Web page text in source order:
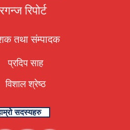
रिपोर्ट
तथा संम्पादक
प्रदिप साह
विशाल श्रेष्ठ
सदस्यहरु